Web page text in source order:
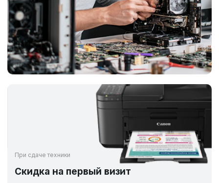
При сдаче техники
Скидка на первый визит